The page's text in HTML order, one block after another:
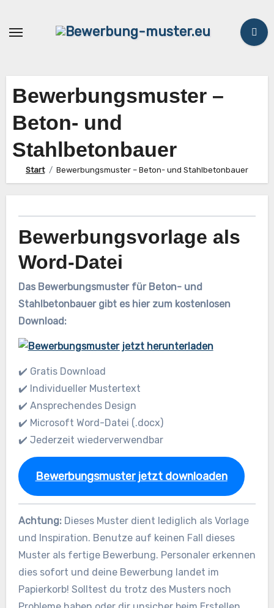
Bewerbungsmuster –
Beton- und
Stahlbetonbauer
Start Bewerbungsmuster – Beton- und Stahlbetonbauer
Bewerbungsvorlage als
Word-Datei
Das Bewerbungsmuster für Beton- und
Stahlbetonbauer gibt es hier zum kostenlosen
Download:
✔️ Gratis Download
✔️ Individueller Mustertext
✔️ Ansprechendes Design
✔️ Microsoft Word-Datei (.docx)
✔️ Jederzeit wiederverwendbar
Bewerbungsmuster jetzt downloaden
Achtung:Dieses Muster dient lediglich als Vorlage
und Inspiration. Benutze auf keinen Fall dieses
Muster als fertige Bewerbung. Personaler erkennen
dies sofort und deine Bewerbung landet im
Papierkorb! Solltest du trotz des Musters noch